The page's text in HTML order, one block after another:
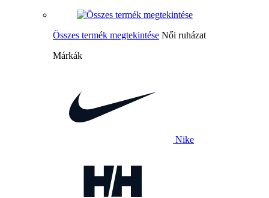
Összes termék megtekintése Női ruházat
Márkák
Nike